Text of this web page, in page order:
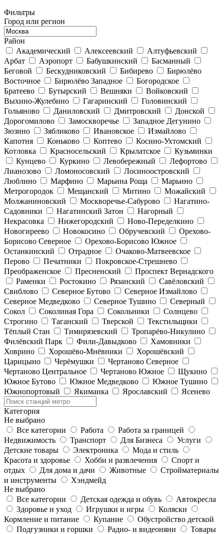
Фильтры
Город или регион
Район
Академический
Алексеевский
Алтуфьевский
Арбат
Аэропорт Бабушкинский
Басманный
Беговой
Бескудниковский Бибирево
Бирюлёво
Восточное
Бирюлёво Западное
Богородское
Братеево
Бутырский Вешняки
Войковский
Выхино-Жулебино
Гагаринский
Головинский
Гольяново
Даниловский Дмитровский
Донской
Дорогомилово
Замоскворечье
Западное Дегунино
Зюзино
Зябликово Ивановское
Измайлово
Капотня
Коньково Коптево
Косино-Ухтомский
Котловка
Красносельский Крылатское
Кузьминки
Кунцево
Куркино Левобережный
Лефортово
Лианозово
Ломоносовский
Лосиноостровский
Люблино
Марфино Марьина Роща
Марьино
Метрогородок
Мещанский Митино
Можайский
Молжаниновский
Москворечье-Сабурово
Нагатино-
Садовники
Нагатинский Затон
Нагорный
Некрасовка
Нижегородский
Ново-Переделкино
Новогиреево
Новокосино Обручевский
Орехово-
Борисово Северное
Орехово-Борисово Южное
Останкинский
Отрадное
Очаково-Матвеевское
Перово
Печатники
Покровское-Стрешнево
Преображенское
Пресненский
Проспект Вернадского
Раменки
Ростокино Рязанский
Савёловский
Свиблово
Северное Бутово
Северное Измайлово
Северное Медведково
Северное Тушино
Северный
Сокол
Соколиная Гора Сокольники
Солнцево
Строгино
Таганский Тверской
Текстильщики
Тёплый Стан
Тимирязевский
Тропарёво-Никулино
Филёвский Парк
Фили-Давыдково
Хамовники
Ховрино
Хорошёво-Мнёвники
Хорошёвский
Царицыно
Черёмушки
Чертаново Северное
Чертаново Центральное
Чертаново Южное
Щукино
Южное Бутово
Южное Медведково
Южное Тушино
Южнопортовый
Якиманка Ярославский Ясенево
Категория
Не выбрано
Все категории
Работа
Работа за границей
Недвижимость
Транспорт Для Бизнеса
Услуги
Детские товары
Электроника
Мода и стиль
Красота и здоровье
Хобби и развлечения
Спорт и
отдых
Для дома и дачи Животные
Стройматериалы
и инструменты
Хэндмейд
Не выбрано
Все категории
Детская одежда и обувь
Автокресла
Здоровье и уход
Игрушки и игры
Коляски
Кормление и питание
Купание
Обустройство детской
Подгузники и горшки
Радио- и видеоняни
Товары